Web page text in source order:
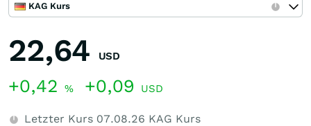
KAG Kurs
22,64 USD
+0,42 % +0,09 USD
Letzter Kurs 07.08.26 KAG Kurs